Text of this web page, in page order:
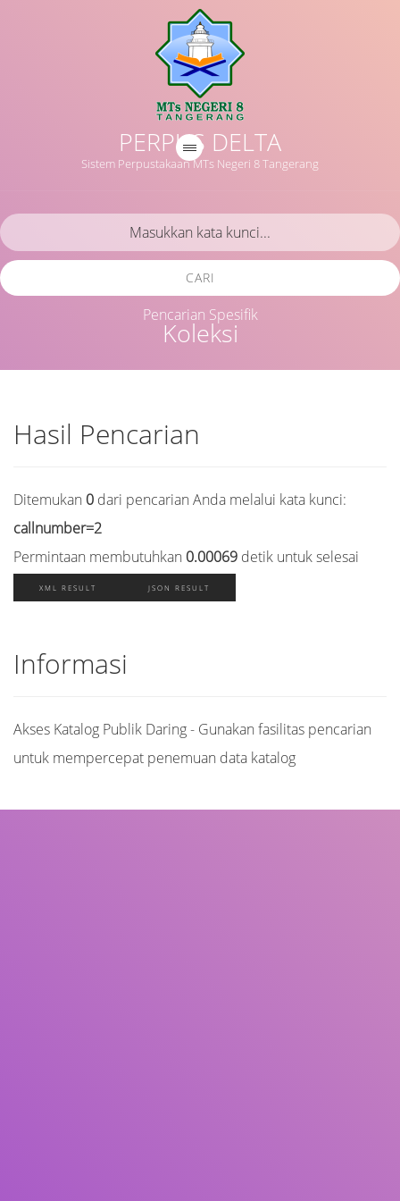
PERPUS DELTA
Sistem Perpustakaan MTs Negeri 8 Tangerang
Koleksi
CARI
Pencarian Spesifik
Hasil Pencarian
Ditemukan 0 dari pencarian Anda melalui kata kunci:
callnumber=2
Permintaan membutuhkan 0.00069 detik untuk selesai
XML RESULT JSON RESULT
Informasi
Akses Katalog Publik Daring - Gunakan fasilitas pencarian
untuk mempercepat penemuan data katalog